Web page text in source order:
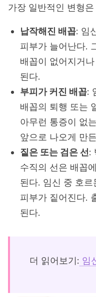
가장 일반적인 변형
납작해진 배꼽: 임
피부가 늘어난다.
배꼽이 없어지거
된다.
부피가 커진 배꼽:
배꼽의 퇴행 또는
아무런 통증이 없
앞으로 나오게 만
짙은 또는 검은 선 :
수직의 선은 배꼽
된다. 임신 중 호
피부가 짙어진다.
된다.
더 읽어보기: 임